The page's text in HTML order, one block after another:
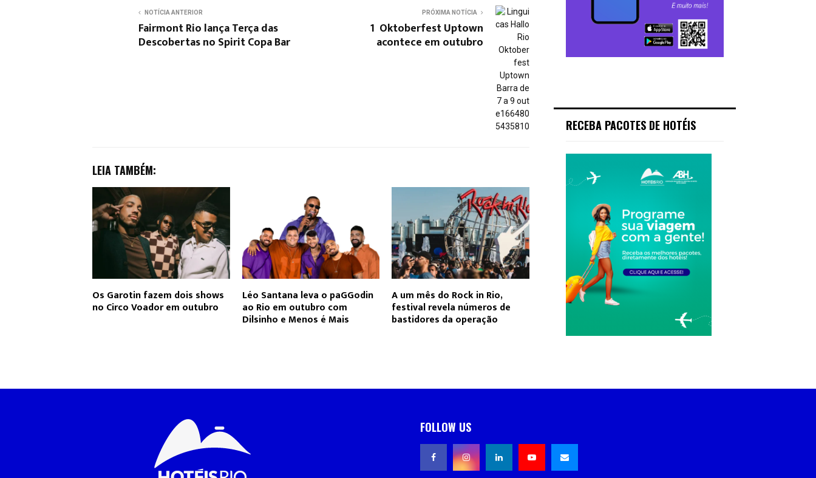
NOTÍCIA ANTERIOR
Fairmont Rio lança Terça das
Descobertas no Spirit Copa Bar
PRÓXIMA NOTÍCIA
1º Oktoberfest Uptown
acontece em outubro
LEIA TAMBÉM:
Os Garotin fazem dois shows
no Circo Voador em outubro
Léo Santana leva o paGGodin
ao Rio em outubro com
Dilsinho e Menos é Mais
A um mês do Rock in Rio,
festival revela números de
bastidores da operação
RECEBA PACOTES DE HOTÉIS
FOLLOW US